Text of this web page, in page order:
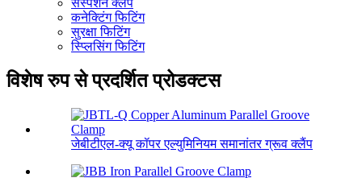
सस्पेंशन क्लैंप
कनेक्टिंग फिटिंग
सुरक्षा फिटिंग
स्प्लिसिंग फिटिंग
विशेष रुप से प्रदर्शित प्रोडक्टस
जेबीटीएल-क्यू कॉपर एल्युमिनियम समानांतर ग्रूव क्लैंप